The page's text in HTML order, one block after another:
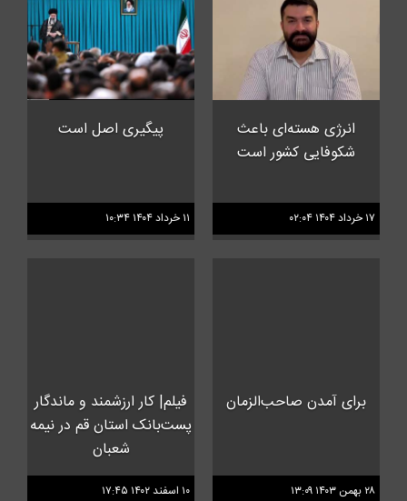
انرژی هسته‌ای باعث
شکوفایی کشور است
۱۷ خرداد ۱۴۰۴ ۰۲:۰۴
پیگیری اصل است
۱۱ خرداد ۱۴۰۴ ۱۰:۳۴
برای آمدن صاحب‌الزمان
۲۸ بهمن ۱۴۰۳ ۱۳:۰۹
فیلم| کار ارزشمند و ماندگار
پست‌بانک استان قم در نیمه
شعبان
۱۰ اسفند ۱۴۰۲ ۱۷:۴۵